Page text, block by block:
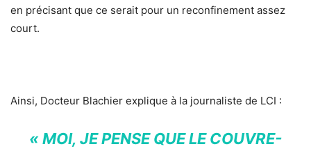
en précisant que ce serait pour un reconfinement assez
court.
Ainsi, Docteur Blachier explique à la journaliste de LCI :
« MOI, JE PENSE QUE LE COUVRE-